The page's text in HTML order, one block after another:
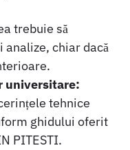
trebuie să
chiar dacă
universitare:
tehnice
ghidului oferit
PITESTI.